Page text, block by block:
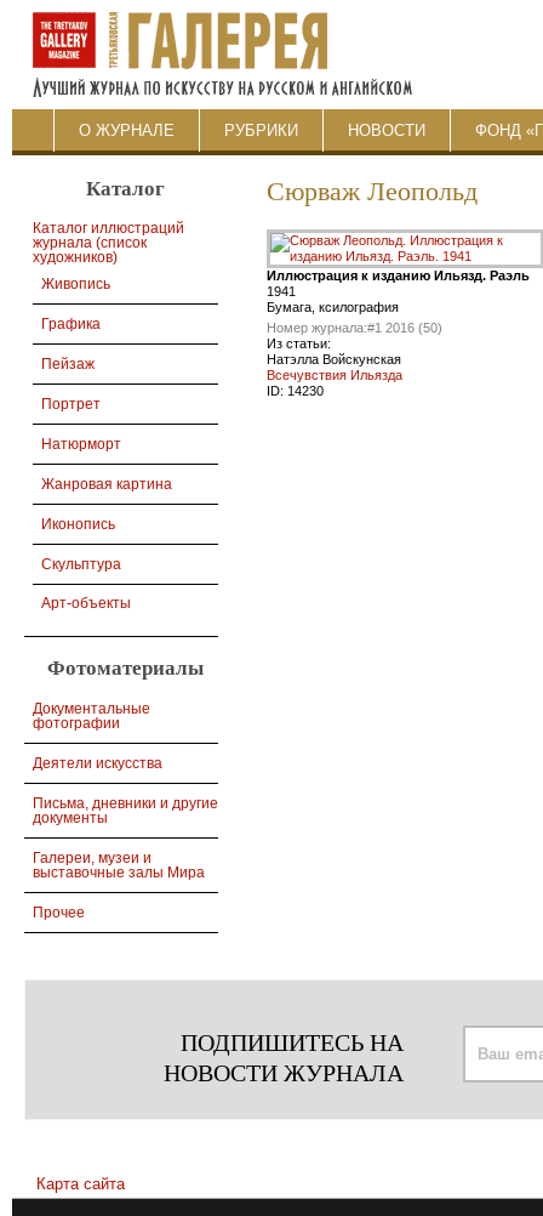
О ЖУРНАЛЕ РУБРИКИ НОВОСТИ ФОНД
Каталог
Каталог иллюстраций
журнала (список
художников)
Живопись
Графика
Пейзаж
Портрет
Натюрморт
Жанровая картина
Иконопись
Скульптура
Арт-объекты
Фотоматериалы
Документальные
фотографии
Деятели искусства
Письма, дневники и другие
документы
Галереи, музеи и
выставочные залы Мира
Прочее
Сюрваж Леопольд
Иллюстрация к изданию Ильязд. Раэль
1941
Бумага, ксилография
Номер журнала:#1 2016 (50)
Из статьи:
Натэлла Войскунская
Всечувствия Ильязда
ID: 14230
ПОДПИШИТЕСЬ НА
НОВОСТИ ЖУРНАЛА
Карта сайта